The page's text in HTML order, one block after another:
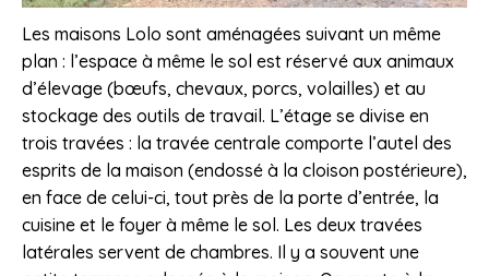
Les maisons Lolo sont aménagées suivant un même
plan : l’espace à même le sol est réservé aux animaux
d’élevage (bœufs, chevaux, porcs, volailles) et au
stockage des outils de travail. L’étage se divise en
trois travées : la travée centrale comporte l’autel des
esprits de la maison (endossé à la cloison postérieure),
en face de celui-ci, tout près de la porte d’entrée, la
cuisine et le foyer à même le sol. Les deux travées
latérales servent de chambres. Il y a souvent une